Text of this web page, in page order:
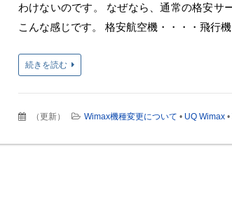
わけないのです。 なぜなら、通常の格安サ
こんな感じです。 格安航空機・・・・飛行
続きを読む
（更新） Wimax機種変更について • UQ Wimax •